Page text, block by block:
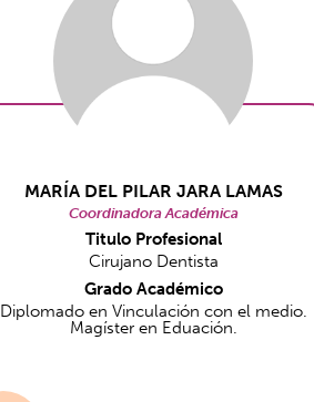
MARÍA DEL PILAR JARA LAMAS
Coordinadora Académica
Titulo Profesional
Cirujano Dentista
Grado Académico
Diplomado en Vinculación con el medio.
Magíster en Eduación.